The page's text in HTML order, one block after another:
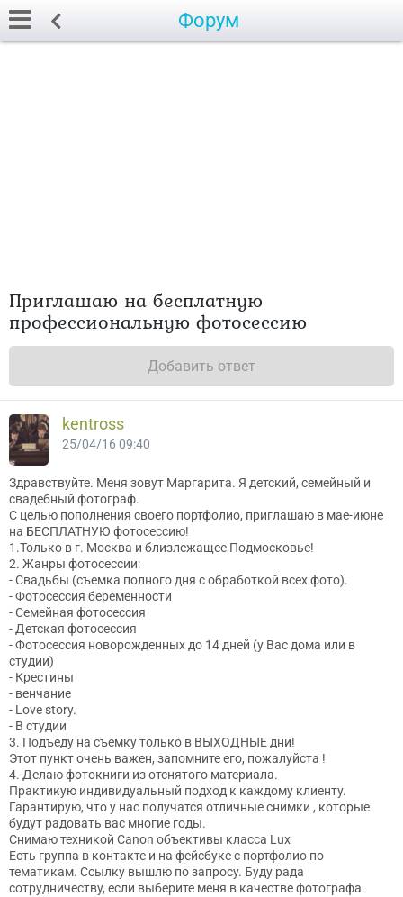
Форум
Приглашаю на бесплатную
профессиональную фотосессию
Добавить ответ
kentross
25/04/16 09:40
Здравствуйте. Меня зовут Маргарита. Я детский, семейный и
свадебный фотограф.
С целью пополнения своего портфолио, приглашаю в мае-июне
на БЕСПЛАТНУЮ фотосессию!
1.Только в г. Москва и близлежащее Подмосковье!
2. Жанры фотосессии:
- Свадьбы (съемка полного дня с обработкой всех фото).
- Фотосессия беременности
- Семейная фотосессия
- Детская фотосессия
- Фотосессия новорожденных до 14 дней (у Вас дома или в
студии)
- Крестины
- венчание
- Love story.
- В студии
3. Подъеду на съемку только в ВЫХОДНЫЕ дни!
Этот пункт очень важен, запомните его, пожалуйста !
4. Делаю фотокниги из отснятого материала.
Практикую индивидуальный подход к каждому клиенту.
Гарантирую, что у нас получатся отличные снимки , которые
будут радовать вас многие годы.
Снимаю техникой Canon объективы класса Lux
Есть группа в контакте и на фейсбуке с портфолио по
тематикам. Ссылку вышлю по запросу. Буду рада
сотрудничеству, если выберите меня в качестве фотографа.